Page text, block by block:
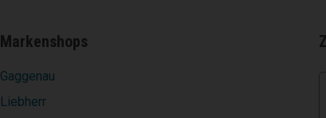
Markenshops
Gaggenau
Liebherr